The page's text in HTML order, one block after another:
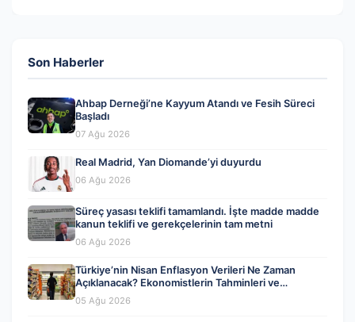
Son Haberler
Ahbap Derneği’ne Kayyum Atandı ve Fesih Süreci
Başladı
07 Ağu 2026
Real Madrid, Yan Diomande’yi duyurdu
06 Ağu 2026
Süreç yasası teklifi tamamlandı. İşte madde madde
kanun teklifi ve gerekçelerinin tam metni
06 Ağu 2026
Türkiye’nin Nisan Enflasyon Verileri Ne Zaman
Açıklanacak? Ekonomistlerin Tahminleri ve
Beklentiler
05 Ağu 2026